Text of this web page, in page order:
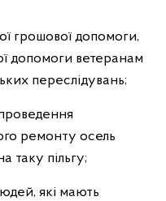
грошової допомоги,
допомоги ветеранам
переслідувань;
ремонту осель
таку пільгу;
які мають